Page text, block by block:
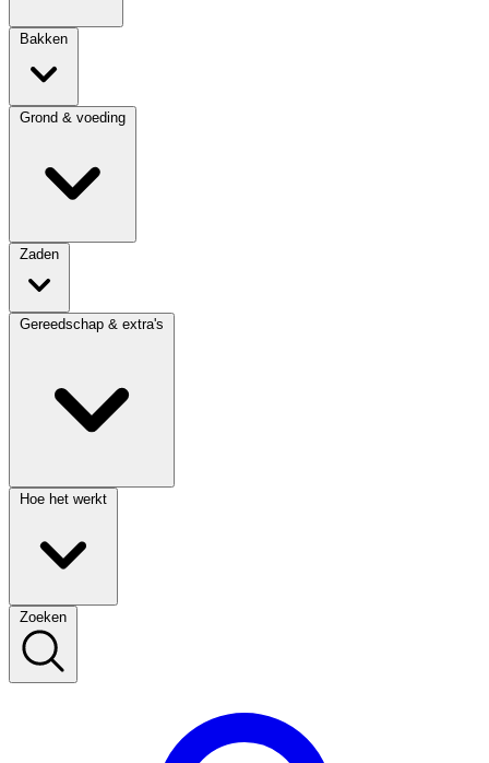
Bakken
Grond & voeding
Zaden
Gereedschap & extra's
Hoe het werkt
Zoeken